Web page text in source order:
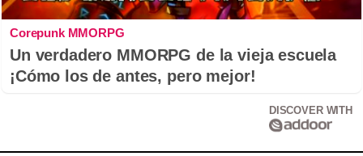
Corepunk MMORPG
Un verdadero MMORPG de la vieja escuela
¡Cómo los de antes, pero mejor!
DISCOVER WITH